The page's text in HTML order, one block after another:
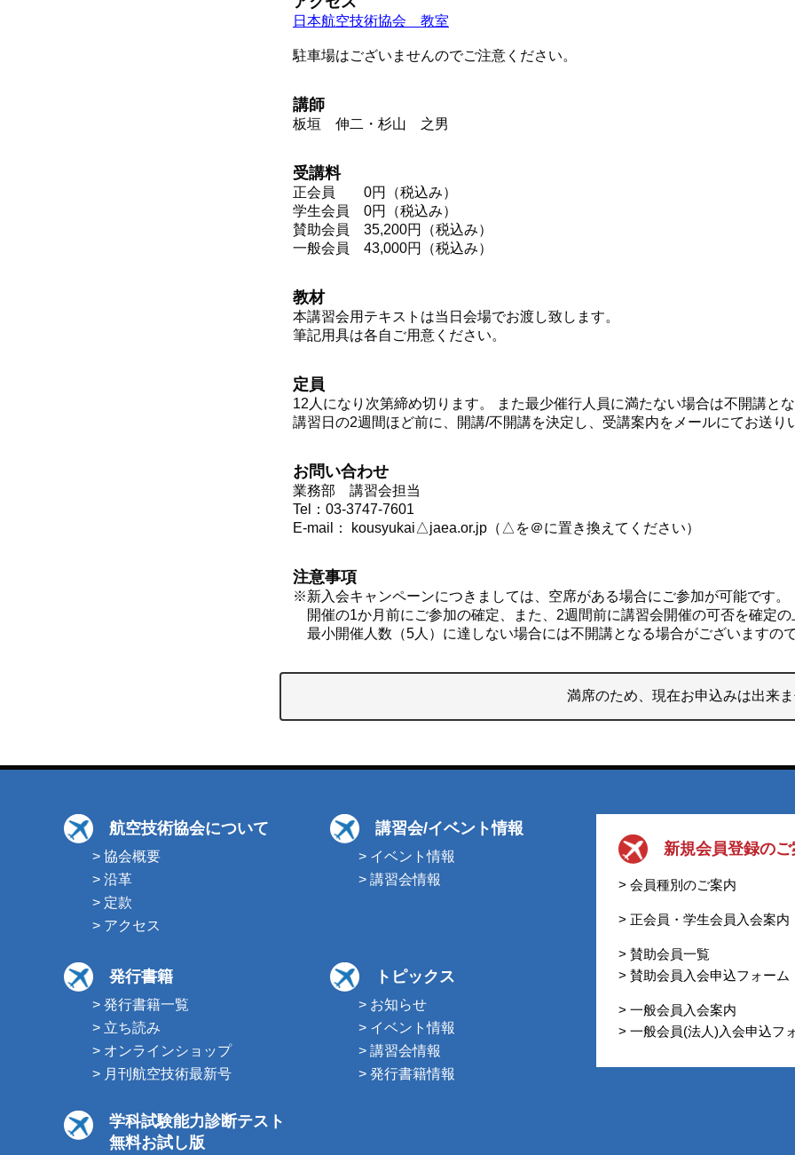
日本航空技術協会 教室
駐車場はございませんのでご注意ください。
講師
板垣 伸二・杉山 之男
受講料
正会員 0円（税込み）
学生会員 0円（税込み）
賛助会員 35,200円（税込み）
一般会員 43,000円（税込み）
教材
本講習会用テキストは当日会場でお渡し致します。
筆記用具は各自ご用意ください。
定員
12人になり次第締め切ります。 また最少催行人員に満たない場合は不開講とな
講習日の2週間ほど前に、開講/不開講を決定し、受講案内をメールにてお送り
お問い合わせ
業務部 講習会担当
Tel：03-3747-7601
E-mail： kousyukai△jaea.or.jp（△を＠に置き換えてください）
注意事項
※新入会キャンペーンにつきましては、空席がある場合にご参加が可能です。
開催の1か月前にご参加の確定、また、2週間前に講習会開催の可否を確定の
最小開催人数（5人）に達しない場合には不開講となる場合がございますの
満席のため、現在お申込みは出来ま
航空技術協会について
> 協会概要
> 沿革
> 定款
> アクセス
講習会/イベント情報
> イベント情報
> 講習会情報
発行書籍
> 発行書籍一覧
> 立ち読み
> オンラインショップ
> 月刊航空技術最新号
トピックス
> お知らせ
> イベント情報
> 講習会情報
> 発行書籍情報
学科試験能力診断テスト
無料お試し版
新規会員登録のご
> 会員種別のご案内
> 正会員・学生会員入会案内
> 賛助会員一覧
> 賛助会員入会申込フォーム
> 一般会員入会案内
> 一般会員(法人)入会申込フ